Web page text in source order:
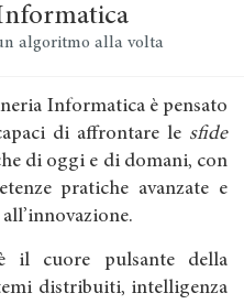
algoritmo alla volta
Informatica è pensato
di affrontare le sfide
di oggi e di domani, con
pratiche avanzate e
il cuore pulsante della
distribuiti, intelligenza